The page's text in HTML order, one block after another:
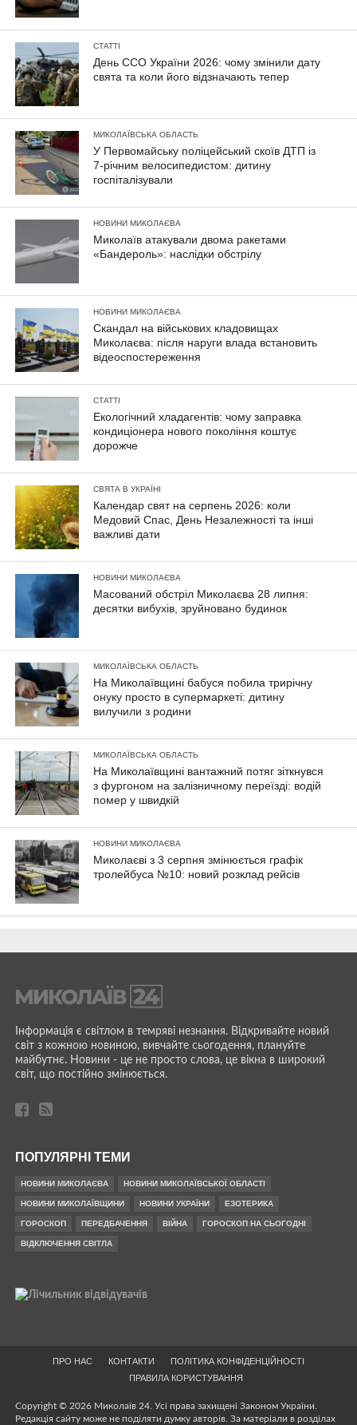
СТАТТІ
День ССО України 2026: чому змінили дату
свята та коли його відзначають тепер
МИКОЛАЇВСЬКА ОБЛАСТЬ
У Первомайську поліцейський скоїв ДТП із
7-річним велосипедистом: дитину
госпіталізували
НОВИНИ МИКОЛАЄВА
Миколаїв атакували двома ракетами
«Бандероль»: наслідки обстрілу
НОВИНИ МИКОЛАЄВА
Скандал на військових кладовищах
Миколаєва: після наруги влада встановить
відеоспостереження
СТАТТІ
Екологічний хладагентів: чому заправка
кондиціонера нового покоління коштує
дорожче
СВЯТА В УКРАЇНІ
Календар свят на серпень 2026: коли
Медовий Спас, День Незалежності та інші
важливі дати
НОВИНИ МИКОЛАЄВА
Масований обстріл Миколаєва 28 липня:
десятки вибухів, зруйновано будинок
МИКОЛАЇВСЬКА ОБЛАСТЬ
На Миколаївщині бабуся побила трирічну
онуку просто в супермаркеті: дитину
вилучили з родини
МИКОЛАЇВСЬКА ОБЛАСТЬ
На Миколаївщині вантажний потяг зіткнувся
з фургоном на залізничному переїзді: водій
помер у швидкій
НОВИНИ МИКОЛАЄВА
Миколаєві з 3 серпня змінюється графік
тролейбуса №10: новий розклад рейсів
Інформація є світлом в темряві незнання. Відкривайте новий
світ з кожною новиною, вивчайте сьогодення, плануйте
майбутнє. Новини - це не просто слова, це вікна в широкий
світ, що постійно змінюється.
ПОПУЛЯРНІ ТЕМИ
НОВИНИ МИКОЛАЄВА НОВИНИ МИКОЛАЇВСЬКОЇ ОБЛАСТІ
НОВИНИ МИКОЛАЇВЩИНИ НОВИНИ УКРАЇНИ ЕЗОТЕРИКА
ГОРОСКОП ПЕРЕДБАЧЕННЯ ВІЙНА ГОРОСКОП НА СЬОГОДНІ
ВІДКЛЮЧЕННЯ СВІТЛА
ПРО НАС КОНТАКТИ
ПОЛІТИКА КОНФІДЕНЦІЙНОСТІ
ПРАВИЛА КОРИСТУВАННЯ
Copyright © 2026 Миколаїв 24. Усі права захищені Законом України.
Редакція сайту може не поділяти думку авторів. За матеріали в розділах